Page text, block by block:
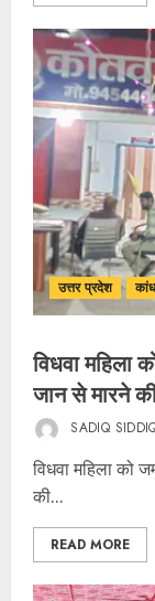
उत्तर प्रदेश
विधवा महिला
जान से मारने
SADIQ
विधवा महिला को
की...
READ MORE